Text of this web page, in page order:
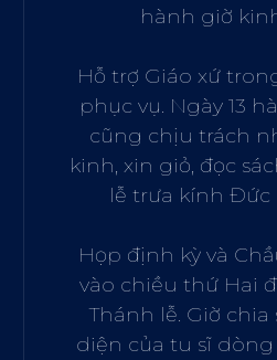
hành giờ
Hỗ trợ Giáo xứ
phục vụ. Ngày 13
cũng chịu trách
kinh, xin giỏ, đọc
lễ trưa kính Đức
Họp định kỳ và
vào chiều thứ Hai
Thánh lễ. Giờ chia
diện của tu sĩ dòng